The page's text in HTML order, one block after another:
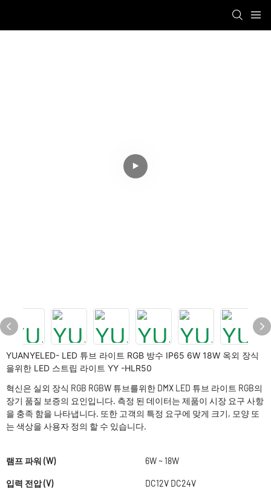
YUANYELED- LED 튜브 라이트 RGB 방수 IP65 6W 18W 옥외 장식
을위한 LED 스트립 라이트 YY -HLR50
혁신은 실외 장식 RGB RGBW 튜브를위한 DMX LED 튜브 라이트 RGB의
장기 품질 보증의 요인입니다. 측정 된 데이터는 제품이 시장 요구 사항
을 충족 함을 나타냅니다. 또한 고객의 특정 요구에 맞게 크기, 모양 또
는 색상을 사용자 정의 할 수 있습니다.
램프 파워 (W) 6W ~ 18W
입력 전압 (V) DC12V DC24V